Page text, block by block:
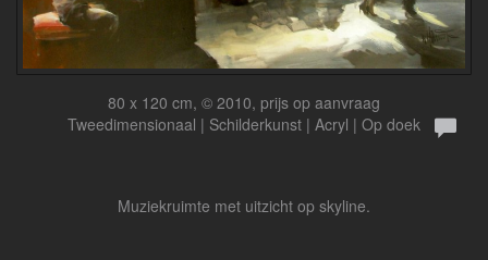
80 x 120 cm, © 2010, prijs op aanvraag
Tweedimensionaal | Schilderkunst | Acryl | Op doek
Muziekruimte met uitzicht op skyline.